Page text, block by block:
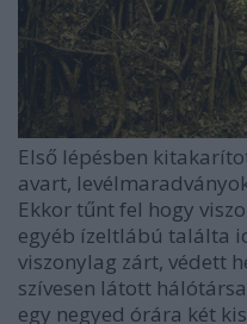
Első lépésben
avart,
Ekkor tűnt fel hogy
egyéb ízeltlábú találta
viszonylag zárt, védett
szívesen látott
egy negyed órára két